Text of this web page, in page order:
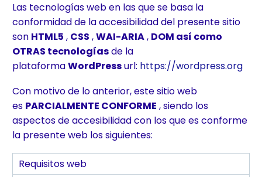
Las tecnologías web en las que se basa la
conformidad de la accesibilidad del presente sitio
son HTML5 , CSS ,WAI-ARIA, DOM así como
OTRAS tecnologíasde la
plataformaWordPressurl: https://wordpress.org
Con motivo de lo anterior, este sitio web
es PARCIALMENTE CONFORME , siendo los
aspectos de accesibilidad con los que es conforme
la presente web los siguientes:
Requisitos web